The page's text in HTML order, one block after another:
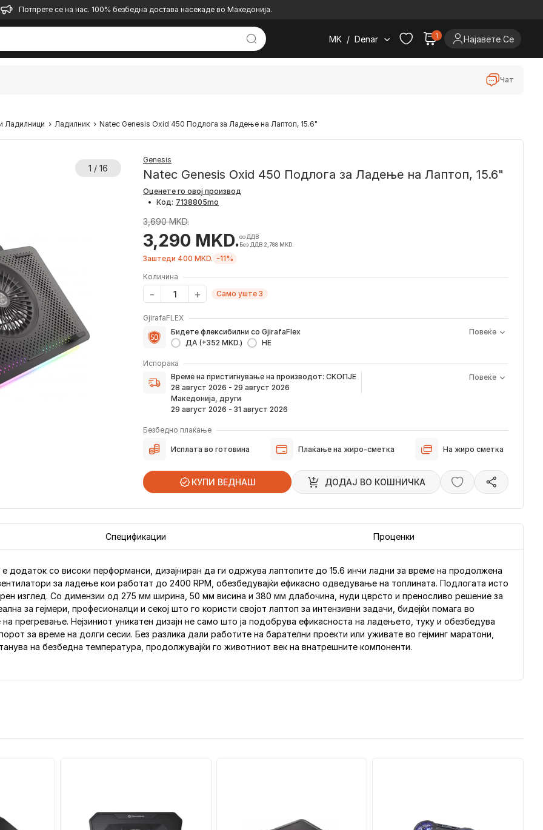
Потпрете се на нас. 100% безбедна достава насекаде во Македонија.
MK / Denar 1 Најавете Се
Чат
Ладилници Ладилник Natec Genesis Oxid 450 Подлога за Ладeње на Лаптоп, 15.6"
1 / 16
Genesis
Natec Genesis Oxid 450 Подлога за Ладeње на Лаптоп, 15.6"
Оценете го овој производ
• Код:
3,690 MKD.
3,290 MKD.со ДДВ
Без ДДВ 2,788 MKD.
Заштеди 400 MKD. -11%
Количина
Само уште 3
GjirafaFLEX
Бидете флексибилни со GjirafaFlex
ДА (+352 MKD.)
НЕ
Повеќе
Испорака
Време на пристигнување на производот: СКОПЈЕ
28 август 2026 - 29 август 2026
Македонија, други
29 август 2026 - 31 август 2026
Повеќе
Време на пристигнување на производот е периодот од моментот кога е направена
верификација на вашата нарачка и известувањето за верификација што го добивате
преку е-пошта или смс.
Ако нарачката е поставена сега, производот пристигнува во временскиот рок наведен
погоре. Постојано ќе Ве известуваме преку е-пошта за локацијата на вашата нарачка,
како и кога истата ќе пристигне во нашиот магацин и кога ќе биде испорачана до
предвид дека меѓународните празници влијаат испораката да се одложи за околу 2 дена.
Безбедно плаќање
Исплата во готовина Плаќање на жиро-сметка На жиро сметка
КУПИ ВЕДНАШ ДОДАJ ВО КОШНИЧКА
Спецификации Проценки
додаток со високи перформанси, дизајниран да ги одржува лаптопите до 15.6 инчи ладни за време на продолжена
за ладење кои работат до 2400 RPM, обезбедувајќи ефикасно одведување на топлината. Подлогата исто
изглед. Со димензии од 275 мм ширина, 50 мм висина и 380 мм длабочина, нуди цврсто и преносливо решение за
за гејмери, професионалци и секој што го користи својот лаптоп за интензивни задачи, бидејќи помага во
Нејзиниот уникатен дизајн не само што ја подобрува ефикасноста на ладењето, туку и обезбедува
за време на долги сесии. Без разлика дали работите на барателни проекти или уживате во гејминг маратони,
на безбедна температура, продолжувајќи го животниот век на внатрешните компоненти.